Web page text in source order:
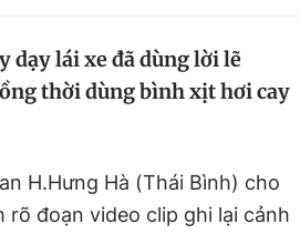
dạy lái xe đã dùng lời lẽ
thời dùng bình xịt hơi cay
H.Hưng Hà (Thái Bình) cho
rõ đoạn video clip ghi lại cảnh